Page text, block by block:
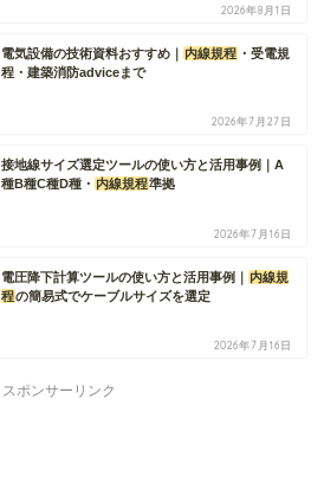
2026年8月1日
電気設備の技術資料おすすめ｜ 内線規程 ・受電規
程・建築消防adviceまで
2026年7月27日
接地線サイズ選定ツールの使い方と活用事例｜A
種B種C種D種・ 内線規程準拠
2026年7月16日
電圧降下計算ツールの使い方と活用事例｜ 内線規
程の簡易式でケーブルサイズを選定
2026年7月16日
スポンサーリンク